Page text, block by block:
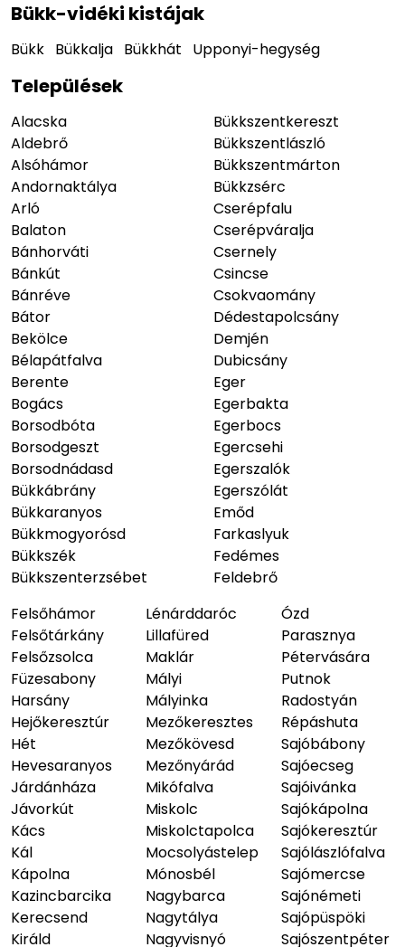
Bükk-vidéki kistájak
Bükk Bükkalja Bükkhát Upponyi-hegység
Települések
Alacska
Aldebrő
Alsóhámor
Andornaktálya
Arló
Balaton
Bánhorváti
Bánkút
Bánréve
Bátor
Bekölce
Bélapátfalva
Berente
Bogács
Borsodbóta
Borsodgeszt
Borsodnádasd
Bükkábrány
Bükkaranyos
Bükkmogyorósd
Bükkszék
Bükkszenterzsébet
Bükkszentkereszt
Bükkszentlászló
Bükkszentmárton
Bükkzsérc
Cserépfalu
Cserépváralja
Csernely
Csincse
Csokvaomány
Dédestapolcsány
Demjén
Dubicsány
Eger
Egerbakta
Egerbocs
Egercsehi
Egerszalók
Egerszólát
Emőd
Farkaslyuk
Fedémes
Feldebrő
Felsőhámor
Felsőtárkány
Felsőzsolca
Füzesabony
Harsány
Hejőkeresztúr
Hét
Hevesaranyos
Járdánháza
Jávorkút
Kács
Kál
Kápolna
Kazincbarcika
Kerecsend
Királd
Lénárddaróc
Lillafüred
Maklár
Mályi
Mályinka
Mezőkeresztes
Mezőkövesd
Mezőnyárád
Mikófalva
Miskolc
Miskolctapolca
Mocsolyástelep
Mónosbél
Nagybarca
Nagytálya
Nagyvisnyó
Ózd
Parasznya
Pétervására
Putnok
Radostyán
Répáshuta
Sajóbábony
Sajóecseg
Sajóivánka
Sajókápolna
Sajókeresztúr
Sajólászlófalva
Sajómercse
Sajónémeti
Sajópüspöki
Sajószentpéter